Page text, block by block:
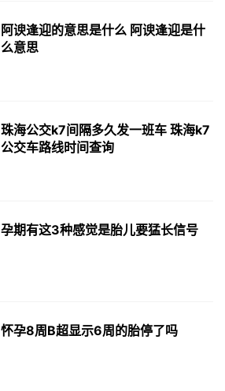
阿谀逢迎的意思是什么 阿谀逢迎是什
么意思
珠海公交k7间隔多久发一班车 珠海k7
公交车路线时间查询
孕期有这3种感觉是胎儿要猛长信号
怀孕8周B超显示6周的胎停了吗